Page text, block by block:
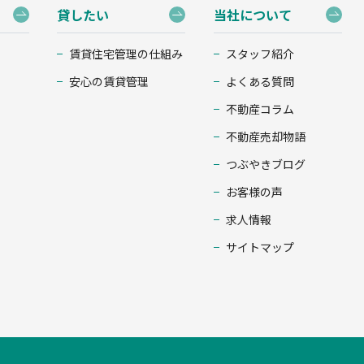
貸したい
賃貸住宅管理の仕組み
安心の賃貸管理
当社について
スタッフ紹介
よくある質問
不動産コラム
不動産売却物語
つぶやきブログ
お客様の声
求人情報
サイトマップ